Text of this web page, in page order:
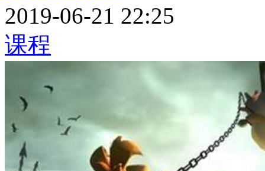
2019-06-21 22:25
课程